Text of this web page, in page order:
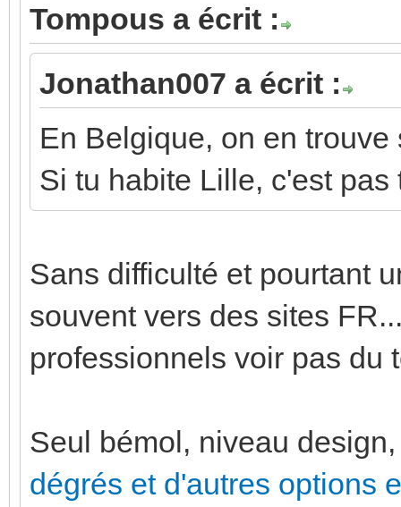
Tompous a écrit :
Jonathan007 a écrit :
En Belgique, on en trouve
Si tu habite Lille, c'est
Sans difficulté et pourtant
souvent vers des sites
professionnels voir pas du
Seul bémol, niveau
dégrés et d'autres options